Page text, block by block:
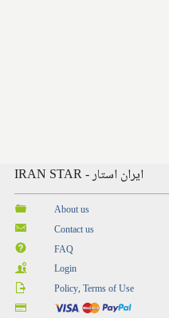
IRAN STAR - ایران استار
About us
Contact us
FAQ
Login
Policy, Terms of Use